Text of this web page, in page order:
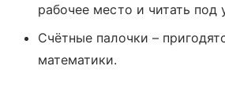
рабочее место и читать под
Счётные палочки –
математики.